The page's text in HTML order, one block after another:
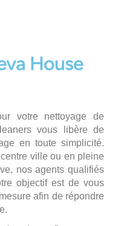
House
votre nettoyage de
vous libère de
en toute simplicité.
ville ou en pleine
nos agents qualifiés
objectif est de vous
afin de répondre